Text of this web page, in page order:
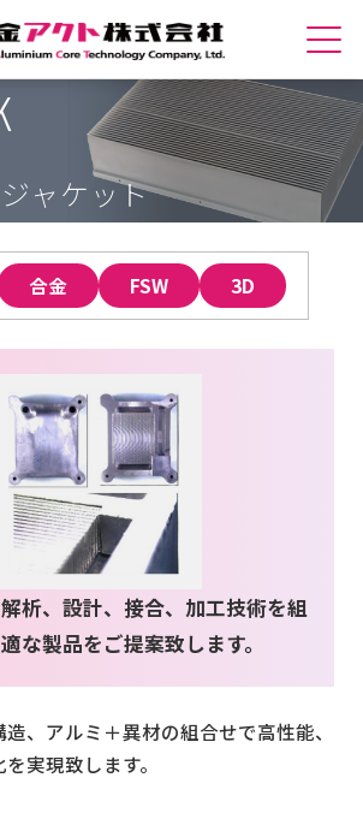
会社案内
お問い合わせ
リティ
ャケット
合金 FSW 3D
析、設計、接合、加工技術を組
な製品をご提案致します。
、アルミ＋異材の組合せで高性能、
実現致します。